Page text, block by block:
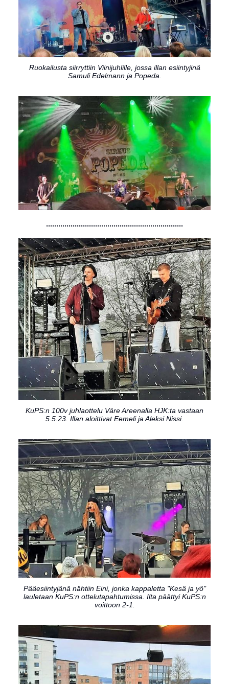
Ruokailusta siirryttiin Viinijuhlille, jossa illan esiintyjinä
Samuli Edelmann ja Popeda.
...................................................................
KuPS:n 100v juhlaottelu Väre Areenalla HJK:ta vastaan
5.5.23. Illan aloittivat Eemeli ja Aleksi Nissi.
Pääesiintyjänä nähtiin Eini, jonka kappaletta "Kesä ja yö"
lauletaan KuPS:n ottelutapahtumissa. Ilta päättyi KuPS:n
voittoon 2-1.